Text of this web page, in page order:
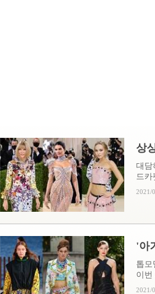
상
대담
드카
2021/
'아
톱모
이번
2021/